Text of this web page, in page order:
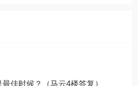
佳时候？（马云4楼答复）